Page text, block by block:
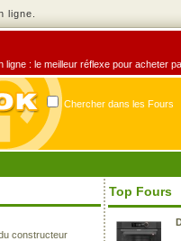
ligne.
ligne : le meilleur réflexe pour acheter
Chercher dans les Fours
constructeur
Top Fours